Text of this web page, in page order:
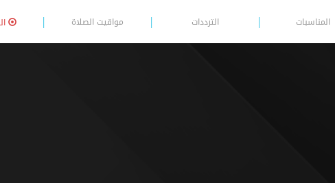
المناسبات الترددات مواقيت الصلاة